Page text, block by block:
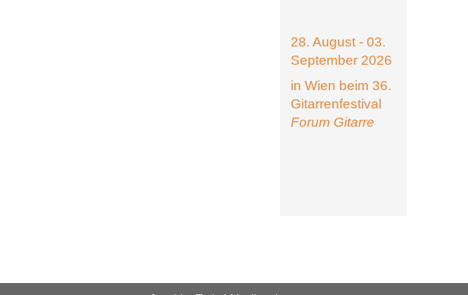
28. August - 03.
September 2026
in Wien beim 36.
Gitarrenfestival
Forum Gitarre